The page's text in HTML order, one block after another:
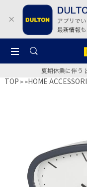
夏期休業に伴う
TOP >HOME